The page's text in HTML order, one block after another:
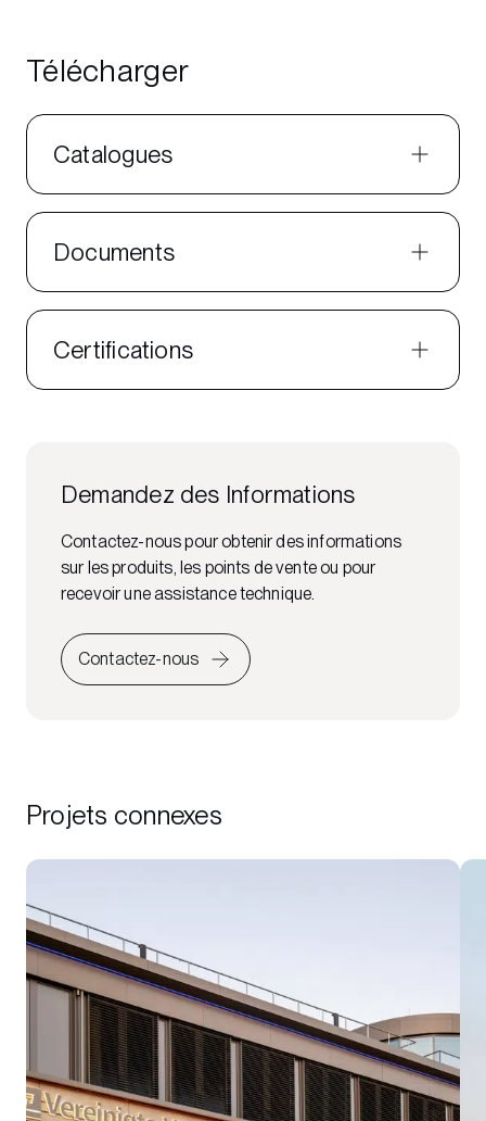
Télécharger
Catalogues
Documents
Certifications
Demandez des Informations
Contactez-nous pour obtenir des informations
sur les produits, les points de vente ou pour
recevoir une assistance technique.
Contactez-nous
Projets connexes